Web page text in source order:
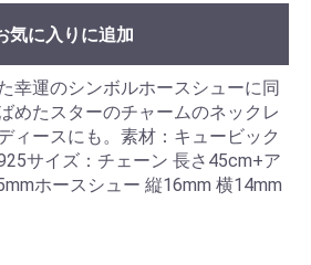
気に入りに追加
幸運のシンボルホースシューに同
めたスターのチャームのネックレ
ィースにも。素材：キュービック
サイズ：チェーン 長さ45cm+ア
ホースシュー 縦16mm 横14mm